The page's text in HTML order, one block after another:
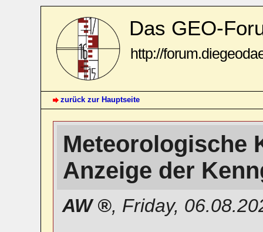
Das GEO-
http://
zurück zur Hauptseite
Meteorologische
Anzeige der
AW , Friday,